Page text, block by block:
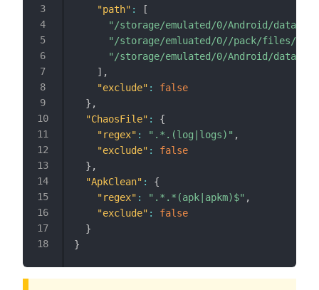
"path" :
[
"/storage/emulated/0/Android/data/
"/storage/emluated/0//pack/files/
"/storage/emulated/0/Android/data/
] ,
"exclude" :
false
} ,
"ChaosFile" :
{
"regex" : ".*.(log|logs)" ,
"exclude" :
false
} ,
"ApkClean" :
{
"regex" : ".*.*(apk|apkm)$" ,
"exclude" :
false
}
}